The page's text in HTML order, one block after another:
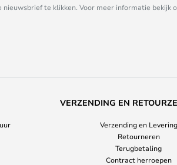
te klikken. Voor meer informatie bekijk
VERZENDING EN
Verzending en Levering
Retourneren
Terugbetaling
Contract herroepen